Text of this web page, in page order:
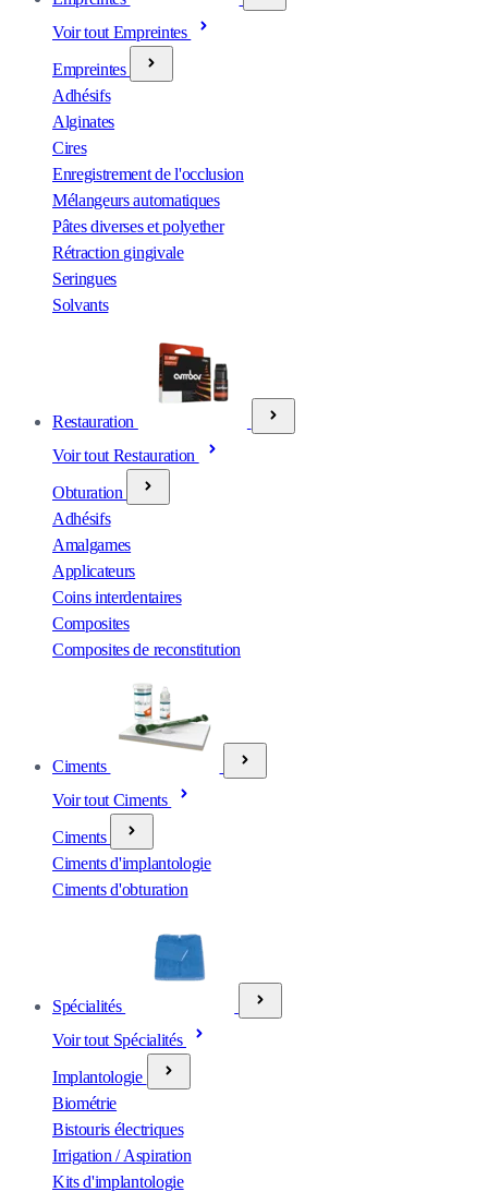
Voir tout Empreintes
Empreintes
Adhésifs
Alginates
Cires
Enregistrement de l'occlusion
Mélangeurs automatiques
Pâtes diverses et polyether
Rétraction gingivale
Seringues
Solvants
Restauration
Voir tout Restauration
Obturation
Adhésifs
Amalgames
Applicateurs
Coins interdentaires
Composites
Composites de reconstitution
Ciments
Voir tout Ciments
Ciments
Ciments d'implantologie
Ciments d'obturation
Spécialités
Voir tout Spécialités
Implantologie
Biométrie
Bistouris électriques
Irrigation / Aspiration
Kits d'implantologie